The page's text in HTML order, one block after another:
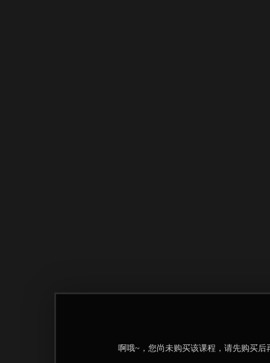
啊哦~，您尚未购买该课程，请先购买后